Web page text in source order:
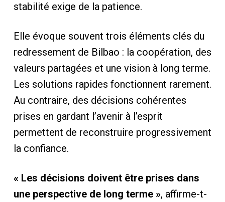
stabilité exige de la patience.
Elle évoque souvent trois éléments clés du
redressement de Bilbao : la coopération, des
valeurs partagées et une vision à long terme.
Les solutions rapides fonctionnent rarement.
Au contraire, des décisions cohérentes
prises en gardant l’avenir à l’esprit
permettent de reconstruire progressivement
la confiance.
« Les décisions doivent être prises dans
une perspective de long terme », affirme-t-